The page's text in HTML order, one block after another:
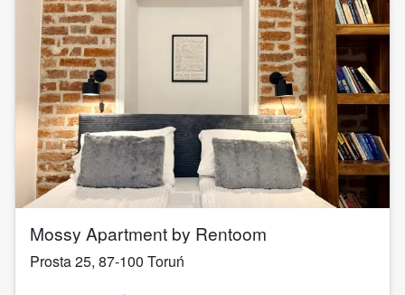
1 /13
Mossy Apartment by Rentoom
Prosta 25, 87-100 Toruń